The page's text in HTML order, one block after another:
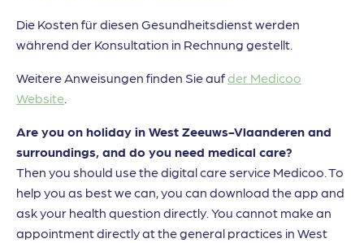
Die Kosten für diesen Gesundheitsdienst werden
während der Konsultation in Rechnung gestellt.
Weitere Anweisungen finden Sie aufder Medicoo
Website.
Are you on holiday in West Zeeuws-Vlaanderen and
surroundings, and do you need medical care?
Then you should use the digital care service Medicoo. To
help you as best we can, you can download the app and
ask your health question directly. You cannot make an
appointment directly at the general practices in West